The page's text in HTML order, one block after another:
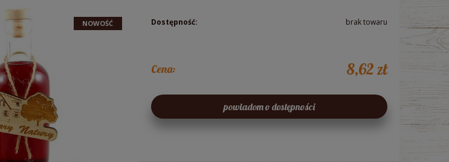
NOWOŚĆ Dostępność: brak towaru
Cena: 8,62 zł
powiadom o dostępności